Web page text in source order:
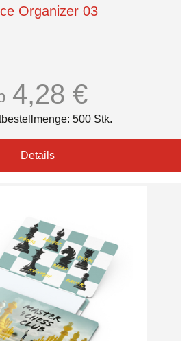
Organizer 03
4,28 €
500 Stk.
Details